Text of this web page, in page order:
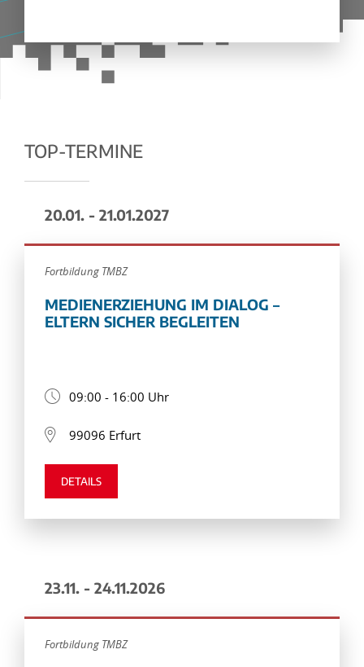
TOP-TERMINE
20.01. - 21.01.2027
Fortbildung TMBZ
MEDIENERZIEHUNG IM DIALOG –
ELTERN SICHER BEGLEITEN
09:00 - 16:00 Uhr
99096 Erfurt
DETAILS
23.11. - 24.11.2026
Fortbildung TMBZ